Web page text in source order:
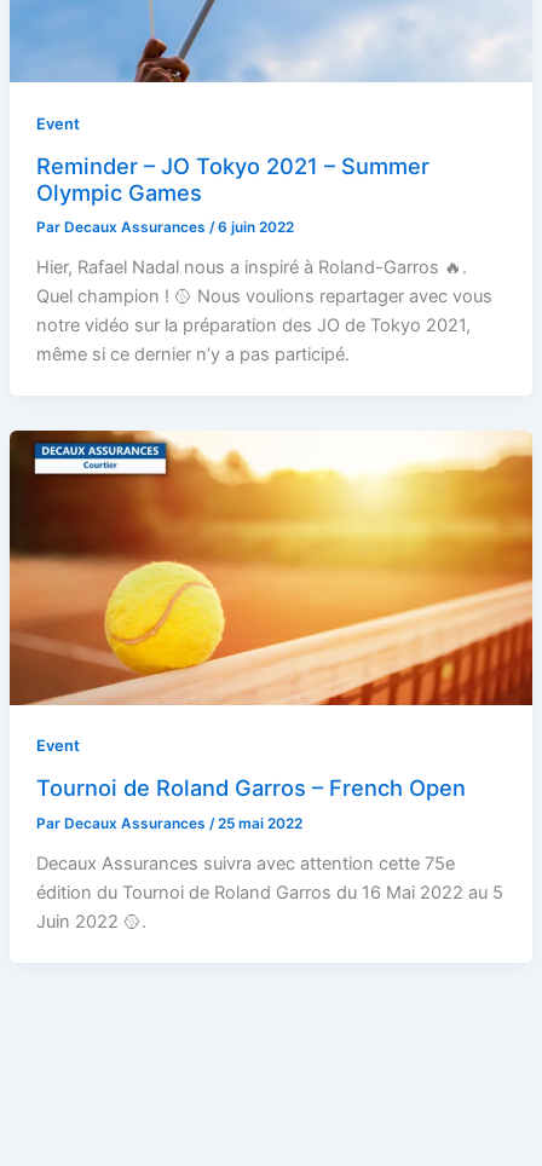
Event
Reminder – JO Tokyo 2021 – Summer
Olympic Games
Par Decaux Assurances /6 juin 2022
Hier, Rafael Nadal nous a inspiré à Roland-Garros 🔥.
Quel champion ! 🥎 Nous voulions repartager avec vous
notre vidéo sur la préparation des JO de Tokyo 2021,
même si ce dernier n’y a pas participé.
Event
Tournoi de Roland Garros – French Open
Par Decaux Assurances /25 mai 2022
Decaux Assurances suivra avec attention cette 75e
édition du Tournoi de Roland Garros du 16 Mai 2022 au 5
Juin 2022 🥎.